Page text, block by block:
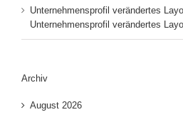
Unternehmensprofil verändertes
Unternehmensprofil verändertes
Archiv
August 2026